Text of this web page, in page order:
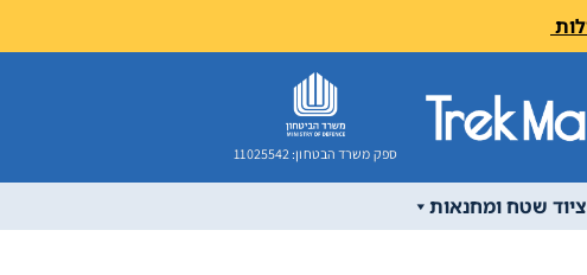
ספק משרד הבטחון: 11025542
ציוד שטח ומחנאות